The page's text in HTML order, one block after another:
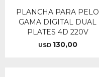
PLANCHA PARA PELO
GAMA DIGITAL DUAL
PLATES 4D 220V
USD 130,00